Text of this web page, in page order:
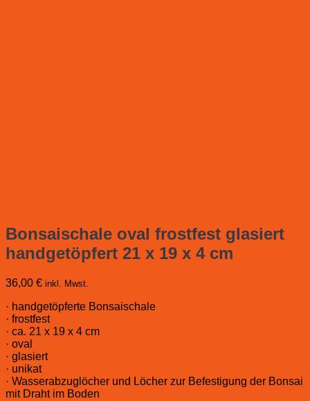
Bonsaischale oval frostfest glasiert
handgetöpfert 21 x 19 x 4 cm
36,00 € inkl. Mwst.
· handgetöpferte Bonsaischale
· frostfest
· ca. 21 x 19 x 4 cm
· oval
· glasiert
· unikat
· Wasserabzuglöcher und Löcher zur Befestigung der Bonsai
mit Draht im Boden